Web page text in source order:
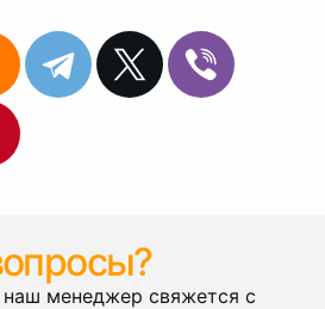
наш менеджер свяжется с